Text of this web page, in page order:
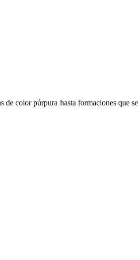
de color púrpura hasta formaciones que